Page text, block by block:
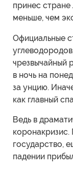
принес
меньше, чем
Официальные
чрезвычайный
в ночь на
за унцию.
как главный
Ведь в
коронакризис.
государство,
падении